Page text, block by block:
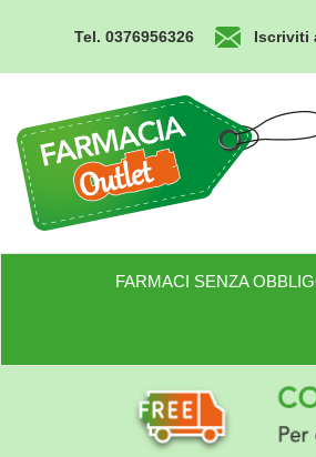
principale
Tel. 0376956326 Iscriviti
Outlet
FARMACI SENZA